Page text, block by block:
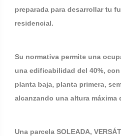
preparada para desarrollar tu
residencial.
Su normativa permite una
una edificabilidad del 40%,
planta baja, planta primera,
alcanzando una altura máxima
Una parcela SOLEADA,